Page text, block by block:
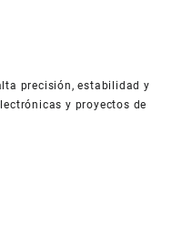
precisión, estabilidad y
y proyectos de